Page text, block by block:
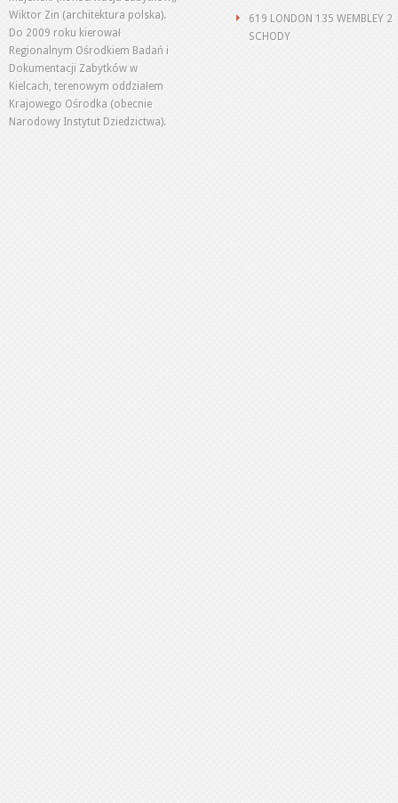
Wiktor Zin (architektura polska).
Do 2009 roku kierował
Regionalnym Ośrodkiem Badań i
Dokumentacji Zabytków w
Kielcach, terenowym oddziałem
Krajowego Ośrodka (obecnie
Narodowy Instytut Dziedzictwa).
619 LONDON 135 WEMBLEY 2
SCHODY